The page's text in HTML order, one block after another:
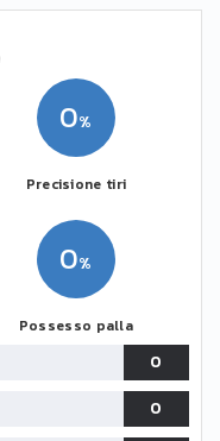
0
Possesso palla
0
Precisione tiri
0
0